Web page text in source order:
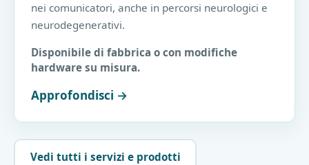
nei comunicatori, anche in percorsi neurologici e
neurodegenerativi.
Disponibile di fabbrica o con modifiche
hardware su misura.
Approfondisci →
Vedi tutti i servizi e prodotti